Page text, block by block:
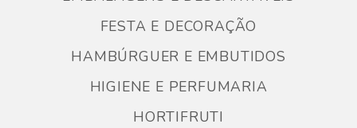
FESTA E DECORAÇÃO
HAMBÚRGUER E EMBUTIDOS
HIGIENE E PERFUMARIA
HORTIFRUTI